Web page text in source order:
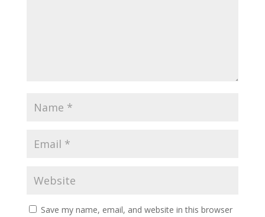
Save my name, email, and website in this browser